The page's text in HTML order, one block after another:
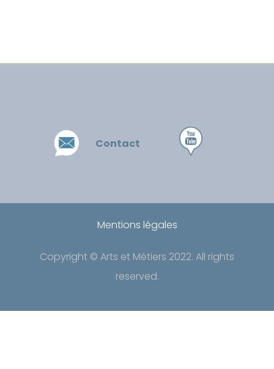
Contact
Mentions légales
Copyright © Arts et Métiers 2022. All rights
reserved.